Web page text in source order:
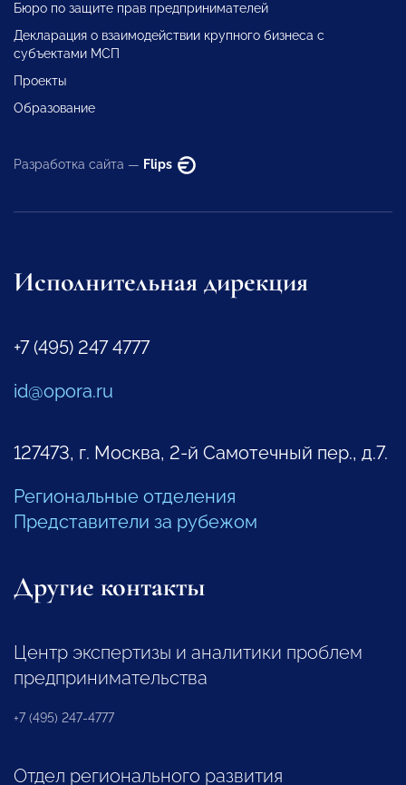
Бюро по защите прав предпринимателей
Декларация о взаимодействии крупного бизнеса с
субъектами МСП
Проекты
Образование
Разработка сайта — Flips
Исполнительная дирекция
+7 (495) 247 4777
id@opora.ru
127473, г. Москва, 2-й Самотечный пер., д.7.
Региональные отделения
Представители за рубежом
Другие контакты
Центр экспертизы и аналитики проблем
предпринимательства
+7 (495) 247-4777
Отдел регионального развития